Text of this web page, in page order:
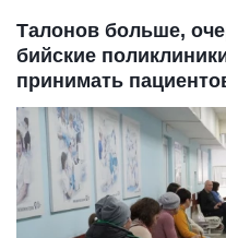
Талонов больше,
бийские
принимать